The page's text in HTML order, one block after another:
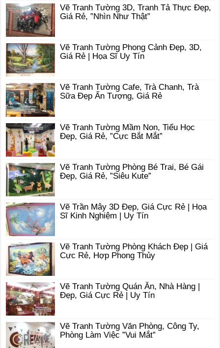
Vẽ Tranh Tường 3D, Tranh Tả Thực Đẹp,
Giá Rẻ, ”Nhìn Như Thật”
Vẽ Tranh Tường Phong Cảnh Đẹp, 3D,
Giá Rẻ | Họa Sĩ Uy Tín
Vẽ Tranh Tường Cafe, Trà Chanh, Trà
Sữa Đẹp Ấn Tượng, Giá Rẻ
Vẽ Tranh Tường Mầm Non, Tiểu Học
Đẹp, Giá Rẻ, ”Cực Bắt Mắt”
Vẽ Tranh Tường Phòng Bé Trai, Bé Gái
Đẹp, Giá Rẻ, ”Siêu Kute”
Vẽ Trần Mây 3D Đẹp, Giá Cực Rẻ | Họa
Sĩ Kinh Nghiệm | Uy Tín
Vẽ Tranh Tường Phòng Khách Đẹp | Giá
Cực Rẻ, Hợp Phong Thủy
Vẽ Tranh Tường Quán Ăn, Nhà Hàng |
Đẹp, Giá Cực Rẻ | Uy Tín
Vẽ Tranh Tường Văn Phòng, Công Ty,
Phòng Làm Việc ”Vui Mắt”